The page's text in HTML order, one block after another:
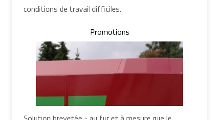
conditions de travail difficiles.
Promotions